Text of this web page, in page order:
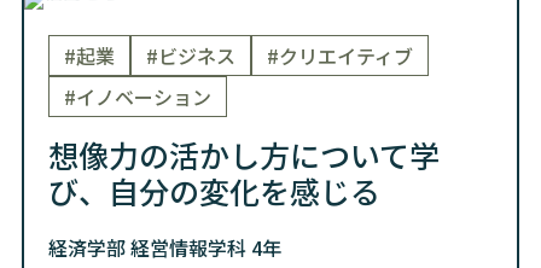
#起業 #ビジネス
#クリエイティブ
#イノベーション
想像力の活かし方について学
び、自分の変化を感じる
経済学部 経営情報学科 4年